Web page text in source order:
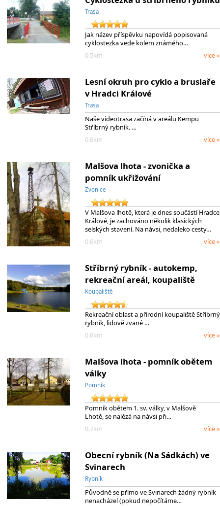
Trasa
Jak název příspěvku napovídá popisovaná
cyklostezka vede kolem známého…
0.5km
více »
Lesní okruh pro cyklo a bruslaře
v Hradci Králové
Trasa
Naše videotrasa začíná v areálu Kempu
Stříbrný rybník. …
0.6km
více »
Malšova lhota - zvonička a
pomník ukřižování
Zvonice
V Malšova lhotě, která je dnes součástí Hradce
Králové, je zachováno několik klasických
selských stavení. Na návsi, nedaleko cesty…
0.6km
více »
Stříbrný rybník - autokemp,
rekreační areál, koupaliště
Koupaliště
Rekreační oblast a přírodní koupaliště Stříbrný
rybník, lidově zvané …
0.6km
více »
Malšova lhota - pomník obětem
války
Pomník
Pomník obětem 1. sv. války, v Malšově
Lhotě, se nalézá na návsi při…
0.7km
více »
Obecní rybník (Na Sádkách) ve
Svinarech
Rybník
Původně se přímo ve Svinarech žádný rybník
nenacházel (pokud nepočítáme…